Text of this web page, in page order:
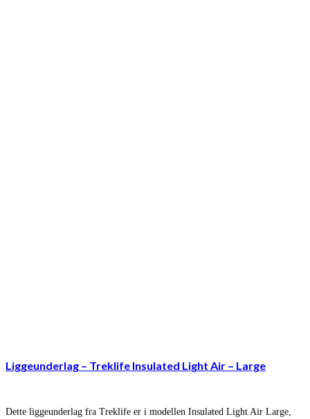
Liggeunderlag – Treklife Insulated Light Air – Large
Dette liggeunderlag fra Treklife er i modellen Insulated Light Air Large,